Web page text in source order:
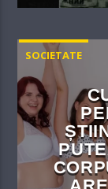
SOCIETATE